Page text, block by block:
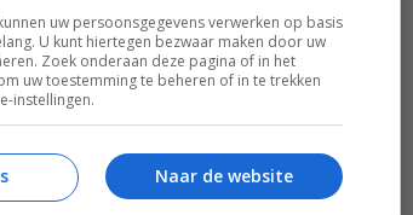
uw persoonsgegevens verwerken op basis
U kunt hiertegen bezwaar maken door uw
Zoek onderaan deze pagina of in het
uw toestemming te beheren of in te trekken
instellingen.
Naar de website